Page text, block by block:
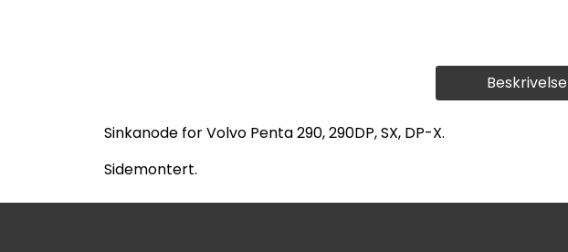
Beskrivelse
Sinkanode for Volvo Penta 290, 290DP, SX, DP-X.
Sidemontert.